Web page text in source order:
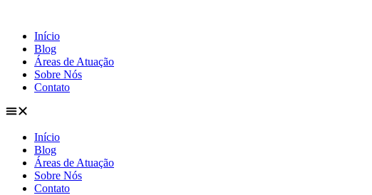
Início
Blog
Áreas de Atuação
Sobre Nós
Contato
Início
Blog
Áreas de Atuação
Sobre Nós
Contato